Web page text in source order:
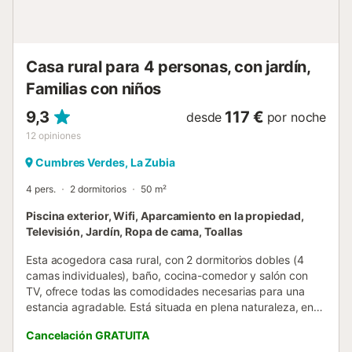
Casa rural para 4 personas, con jardín,
Familias con niños
9,3
12 opiniones
desde 117 € por noche
Cumbres Verdes, La Zubia
4 pers. 2 dormitorios 50 m²
Piscina exterior, Wifi, Aparcamiento en la propiedad,
Televisión, Jardín, Ropa de cama, Toallas
Esta acogedora casa rural, con 2 dormitorios dobles (4
camas individuales), baño, cocina-comedor y salón con
TV, ofrece todas las comodidades necesarias para una
estancia agradable. Está situada en plena naturaleza, en el
ciudad de Granada. El interior de la casa es muy
Cancelación GRATUITA